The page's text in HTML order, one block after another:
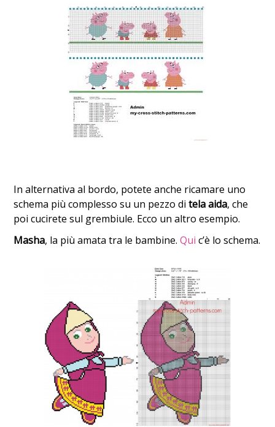
In alternativa al bordo, potete anche ricamare uno
schema più complesso su un pezzo ditela aida, che
poi cucirete sul grembiule. Ecco un altro esempio.
Masha, la più amata tra le bambine.Quic’è lo schema.